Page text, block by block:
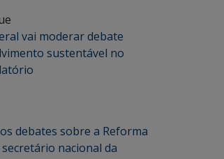
vai moderar debate
sustentável no
debates sobre a Reforma
nacional da